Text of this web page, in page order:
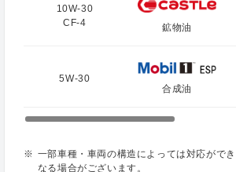
10W-30
CF-4
鉱物油
5W-30
合成油
一部車種・車両の構造によっては対応がで
なる場合がございます。